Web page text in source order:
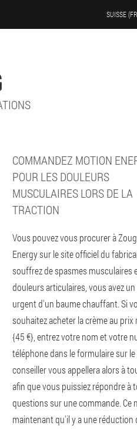
SUISSE
COMMANDEZ MOTION
POUR LES DOULEURS
MUSCULAIRES LORS DE LA
TRACTION
Vous pouvez vous procurer à
Energy sur le site officiel du
souffrez de spasmes musculaires
douleurs articulaires, vous avez
urgent d'un baume chauffant. Si
souhaitez acheter la crème au prix
{45 €}, entrez votre nom et votre
téléphone dans le formulaire sur le
conseiller vous appellera alors à
afin que vous puissiez répondre à
questions sur une commande. Ce
maintenant qu'il y a une réduction